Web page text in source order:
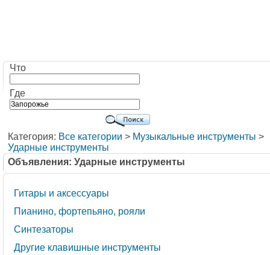
Что
Где
Категория: Все категории > Музыкальные инструменты >
Ударные инструменты
Объявления: Ударные инструменты
Гитары и аксессуары
Пианино, фортепьяно, рояли
Синтезаторы
Другие клавишные инструменты